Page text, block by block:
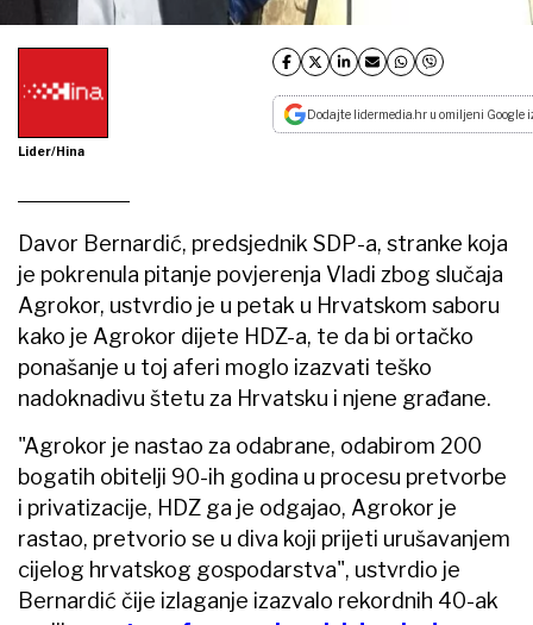
Lider/Hina
Dodajte lidermedia.hr u omiljeni Google
Davor Bernardić, predsjednik SDP-a, stranke koja
je pokrenula pitanje povjerenja Vladi zbog slučaja
Agrokor, ustvrdio je u petak u Hrvatskom saboru
kako je Agrokor dijete HDZ-a, te da bi ortačko
ponašanje u toj aferi moglo izazvati teško
nadoknadivu štetu za Hrvatsku i njene građane.
"Agrokor je nastao za odabrane, odabirom 200
bogatih obitelji 90-ih godina u procesu pretvorbe
i privatizacije, HDZ ga je odgajao, Agrokor je
rastao, pretvorio se u diva koji prijeti urušavanjem
cijelog hrvatskog gospodarstva", ustvrdio je
Bernardić čije izlaganje izazvalo rekordnih 40-ak